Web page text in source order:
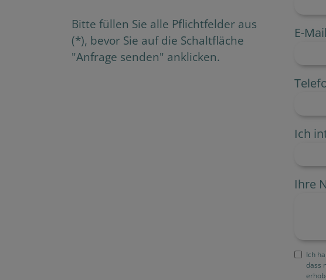
Bitte füllen Sie alle Pflichtfelder aus
(*), bevor Sie auf die Schaltfläche
"Anfrage senden" anklicken.
E-Mail
Ich
Ihre
Ich
dass